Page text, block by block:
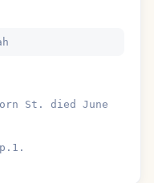
St. died June